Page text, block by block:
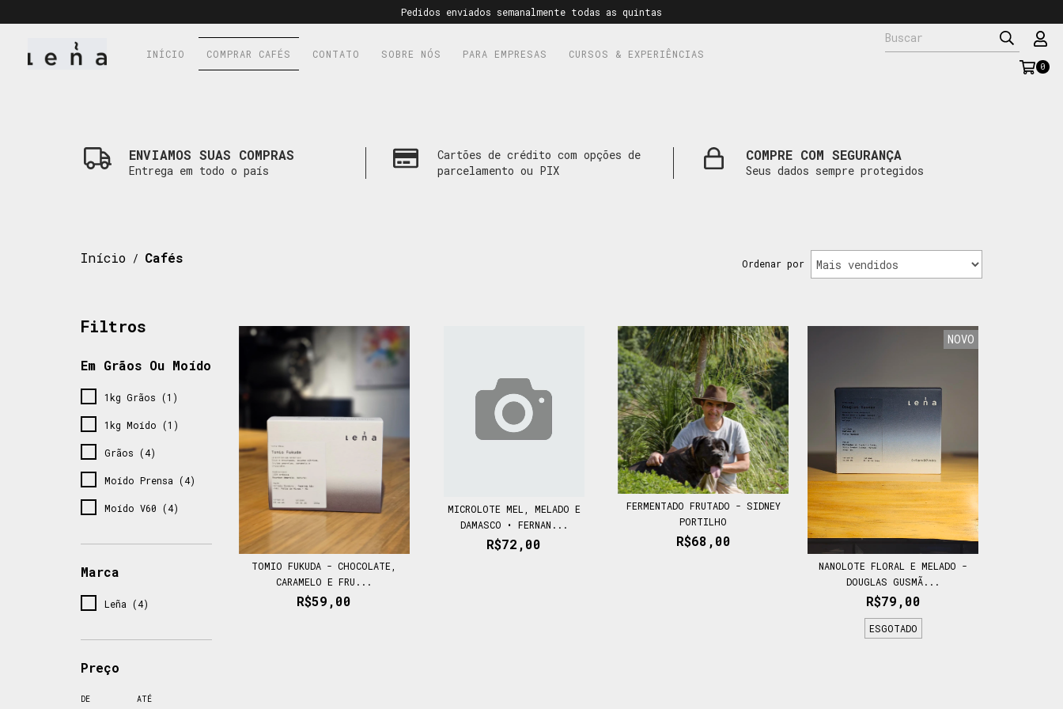
Pedidos enviados semanalmente todas as quintas
INÍCIO COMPRAR CAFÉS CONTATO SOBRE NÓS PARA EMPRESAS CURSOS & EXPERIÊNCIAS
0
ENVIAMOS SUAS COMPRAS
Entrega em todo o país
Cartões de crédito com opções de
parcelamento ou PIX
COMPRE COM SEGURANÇA
Seus dados sempre protegidos
Início / Cafés Ordenar por
Filtros
Em Grãos Ou Moído
1kg Grãos (1)
1kg Moído (1)
Grãos (4)
Moído Prensa (4)
Moído V60 (4)
Marca
Leña (4)
Preço
DE ATÉ
TOMIO FUKUDA - CHOCOLATE,
CARAMELO E FRU...
R$59,00
MICROLOTE MEL, MELADO E
DAMASCO • FERNAN...
R$72,00
FERMENTADO FRUTADO - SIDNEY
PORTILHO
R$68,00
NOVO
NANOLOTE FLORAL E MELADO -
DOUGLAS GUSMÃ...
R$79,00
ESGOTADO